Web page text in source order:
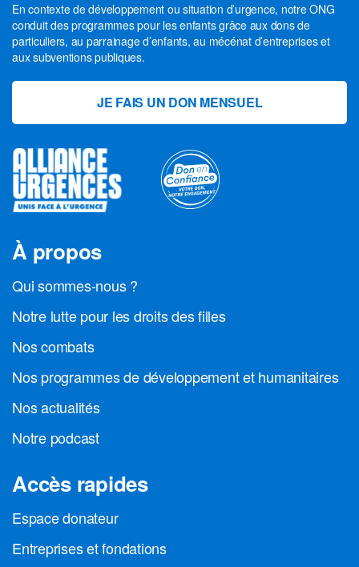
En contexte de développement ou situation d’urgence, notre ONG
conduit des programmes pour les enfants grâce aux dons de
particuliers, au parrainage d’enfants, au mécénat d’entreprises et
aux subventions publiques.
JE FAIS UN DON MENSUEL
À propos
Qui sommes-nous ?
Notre lutte pour les droits des filles
Nos combats
Nos programmes de développement et humanitaires
Nos actualités
Notre podcast
Accès rapides
Espace donateur
Entreprises et fondations